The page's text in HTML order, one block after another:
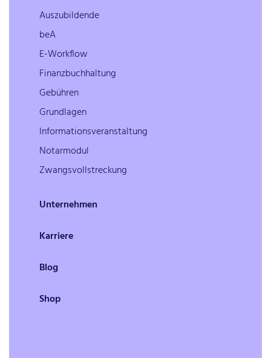
Auszubildende
beA
E-Workflow
Finanzbuchhaltung
Gebühren
Grundlagen
Informationsveranstaltung
Notarmodul
Zwangsvollstreckung
Unternehmen
Karriere
Blog
Shop